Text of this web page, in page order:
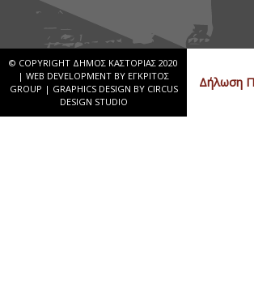
© COPYRIGHT ΔΗΜΟΣ ΚΑΣΤΟΡΙΑΣ 2020
| WEB DEVELOPMENT BY ΕΓΚΡΙΤΟΣ
GROUP | GRAPHICS DESIGN BY CIRCUS
DESIGN STUDIO
Δήλωση